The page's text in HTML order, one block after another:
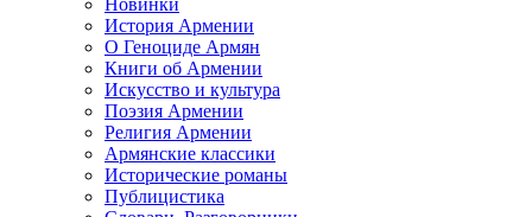
Новинки
История Армении
О Геноциде Армян
Книги об Армении
Иcкусство и культура
Поэзия Армении
Религия Армении
Армянские классики
Исторические романы
Публицистика